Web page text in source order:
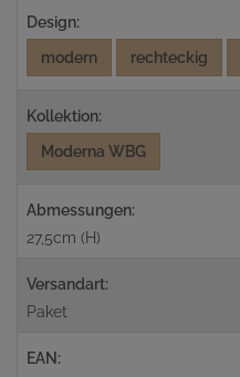
Design:
modern
rechteckig
Kollektion:
Moderna WBG
Abmessungen:
27,5cm (H)
Versandart:
Paket
EAN: